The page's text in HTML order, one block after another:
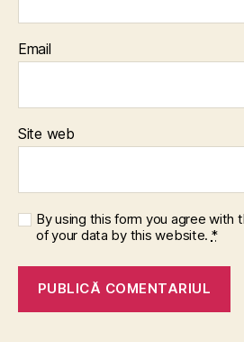
Email
Site web
By using this form you agree with
of your data by this website. *